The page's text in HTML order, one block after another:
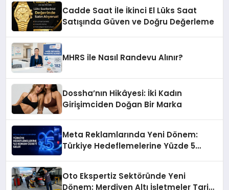
Cadde Saat İle İkinci El Lüks Saat
Satışında Güven ve Doğru Değerleme
MHRS ile Nasıl Randevu Alınır?
Dossha’nın Hikâyesi: İki Kadın
Girişimciden Doğan Bir Marka
Meta Reklamlarında Yeni Dönem:
Türkiye Hedeflemelerine Yüzde 5
Oto Ekspertiz Sektöründe Yeni
Dönem: Merdiven Altı İşletmeler Tarih